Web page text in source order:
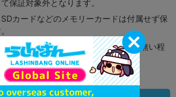
保証対象外となります。
カードなどのメモリーカードは付属せず保
面のキズに関しまして再生に支障が無い程
ございます。
チラ